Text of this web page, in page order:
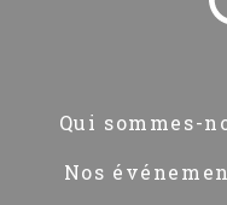
Qui sommes-
Nos